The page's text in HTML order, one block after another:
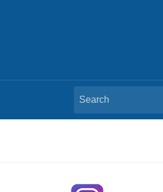
Search
for: